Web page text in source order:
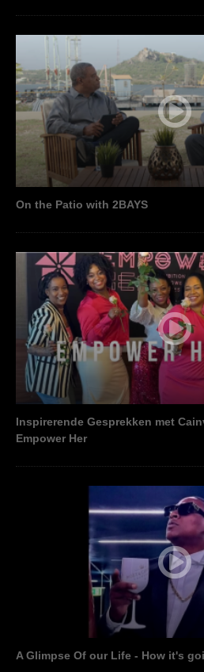
On the Patio with 2BAYS
Inspirerende Gesprekken met
Empower Her
A Glimpse Of our Life - How it's